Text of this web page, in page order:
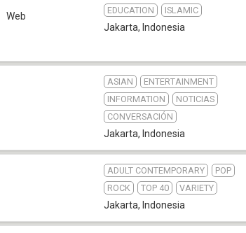
Web
EDUCATION ISLAMIC
Jakarta, Indonesia
ASIAN
ENTERTAINMENT
INFORMATION
NOTICIAS
CONVERSACIÓN
Jakarta, Indonesia
ADULT CONTEMPORARY
POP
ROCK
TOP 40 VARIETY
Jakarta, Indonesia